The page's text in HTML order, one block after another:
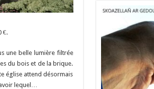
€.
une belle lumière filtrée
du bois et de la brique.
église attend désormais
lequel…